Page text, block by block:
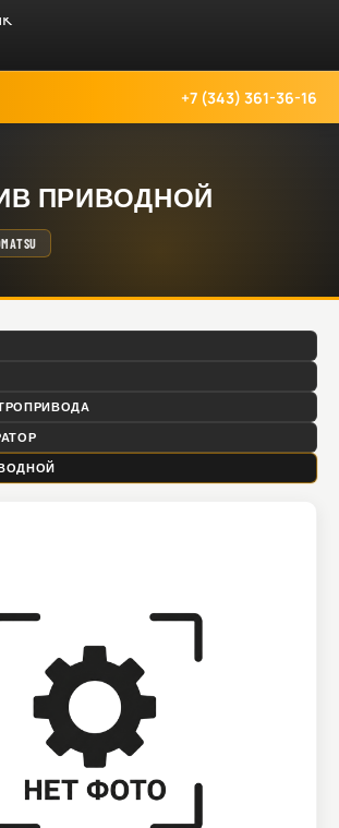
+7 (343) 361-36-16
ПРИВОДНОЙ